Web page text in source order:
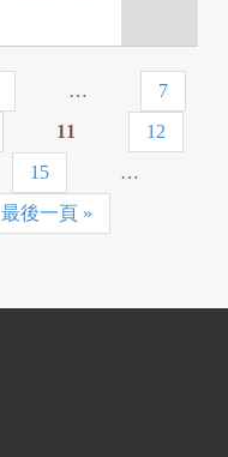
…
7
11
12
15
…
最後一頁 »